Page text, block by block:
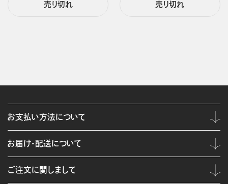
売り切れ 売り切れ
お支払い方法について
お届け・配送について
ご注文に関しまして